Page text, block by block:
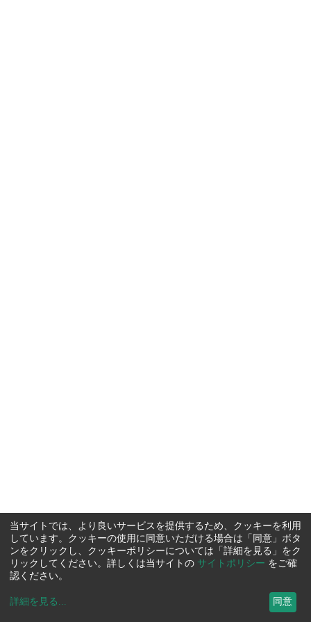
当サイトでは、より良いサービスを提供するため、クッキーを利用
しています。クッキーの使用に同意いただける場合は「同意」ボタ
ンをクリックし、クッキーポリシーについては「詳細を見る」をク
リックしてください。詳しくは当サイトの サイトポリシー をご確
認ください。
詳細を見る ... 同意